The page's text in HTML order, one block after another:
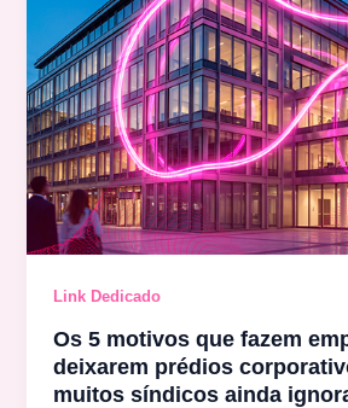
Link Dedicado
Os 5 motivos que fazem
deixarem prédios
muitos síndicos ainda